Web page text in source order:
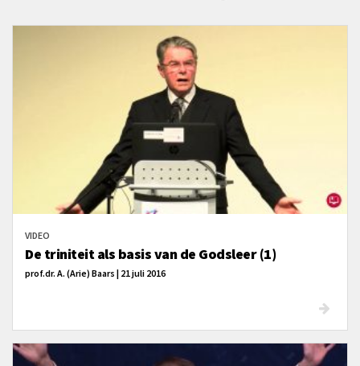
VIDEO
De triniteit als basis van de Godsleer (1)
prof.dr. A. (Arie) Baars | 21 juli 2016